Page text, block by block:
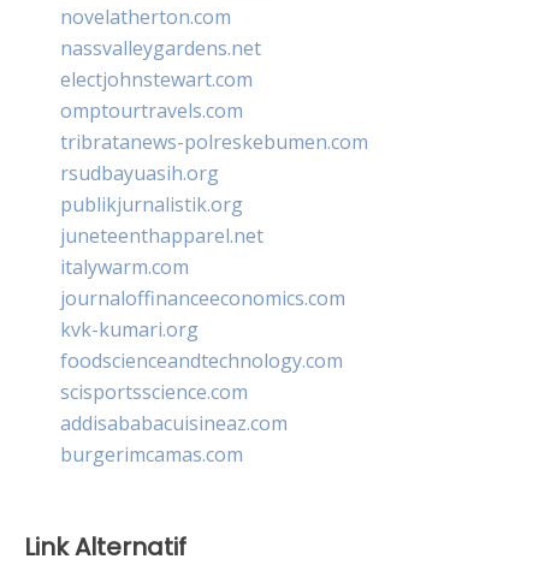
novelatherton.com
nassvalleygardens.net
electjohnstewart.com
omptourtravels.com
tribratanews-polreskebumen.com
rsudbayuasih.org
publikjurnalistik.org
juneteenthapparel.net
italywarm.com
journaloffinanceeconomics.com
kvk-kumari.org
foodscienceandtechnology.com
scisportsscience.com
addisababacuisineaz.com
burgerimcamas.com
Link Alternatif